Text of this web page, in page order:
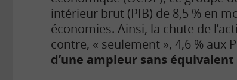
intérieur brut (PIB) de 8,5 % en
économies. Ainsi, la chute de
contre, « seulement », 4,6 % aux
d’une ampleur sans